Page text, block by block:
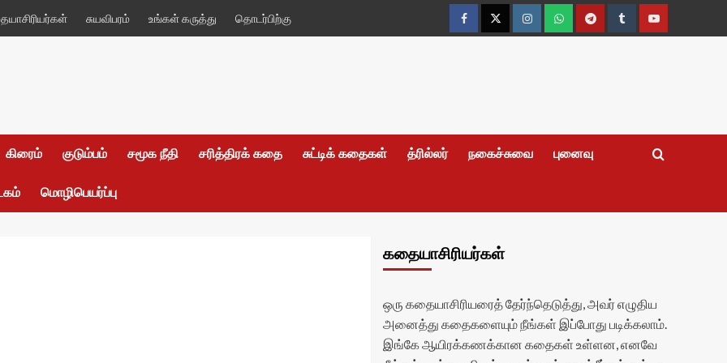
சுயவிபரம் உங்கள் கருத்து தொடர்பிற்கு
FacebookTwitterInstagramWhatsappTelegramTumblrYouTube
கிரைம் குடும்பம் சமூக நீதி சரித்திரக் கதை சுட்டிக் கதைகள் த்ரில்லர் நகைச்சுவை புனைவு
மொழிபெயர்ப்பு
கதையாசிரியர்கள்
ஒரு கதையாசிரியரைத் தேர்ந்தெடுத்து, அவர் எழுதிய
அனைத்து கதைகளையும் நீங்கள் இப்போது படிக்கலாம்.
இங்கே ஆயிரக்கணக்கான கதைகள் உள்ளன, எனவே